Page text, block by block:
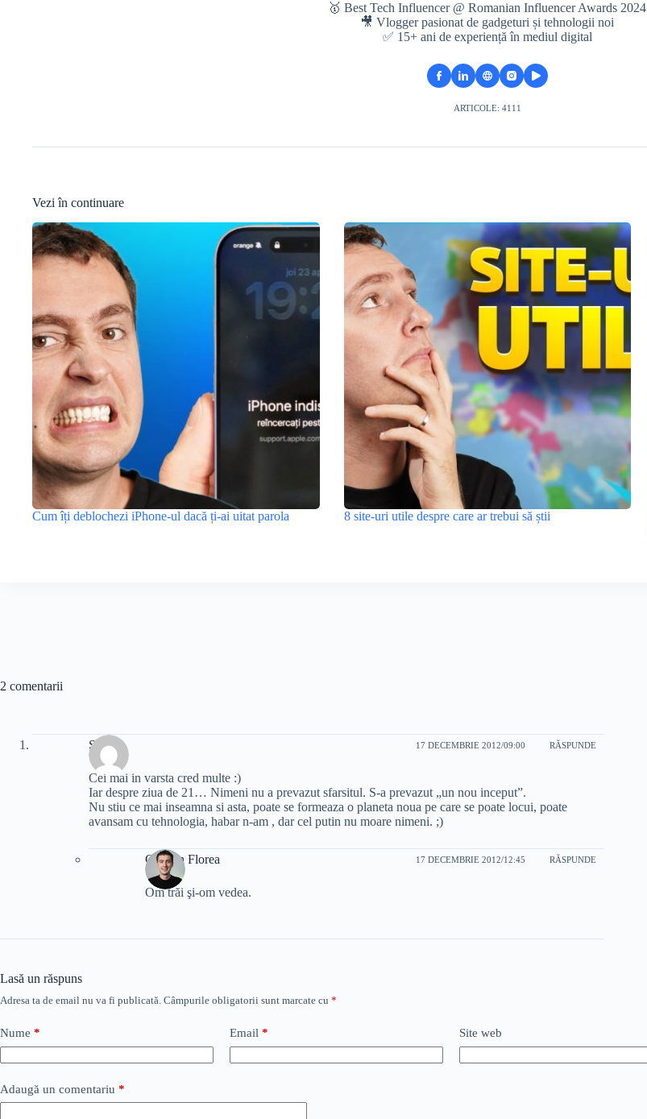
🥇 Best Tech Influencer @ Romanian Influencer Awards 2024
🎥 Vlogger pasionat de gadgeturi și tehnologii noi
✅ 15+ ani de experiență în mediul digital
ARTICOLE: 4111
Vezi în continuare
Cum îți deblochezi iPhone-ul dacă ți-ai uitat parola 8 site-uri utile despre care ar trebui să știi
2 comentarii
Stefan 17 DECEMBRIE 2012/09:00 RĂSPUNDE
Cei mai in varsta cred multe :)
Iar despre ziua de 21… Nimeni nu a prevazut sfarsitul. S-a prevazut „un nou inceput”.
Nu stiu ce mai inseamna si asta, poate se formeaza o planeta noua pe care se poate locui, poate
avansam cu tehnologia, habar n-am , dar cel putin nu moare nimeni. ;)
Cristian Florea 17 DECEMBRIE 2012/12:45 RĂSPUNDE
Om trăi şi-om vedea.
Lasă un răspuns
Adresa ta de email nu va fi publicată. Câmpurile obligatorii sunt marcate cu *
Nume * Email * Site web
Adaugă un comentariu *